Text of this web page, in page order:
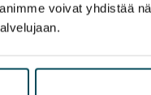
voivat yhdistää